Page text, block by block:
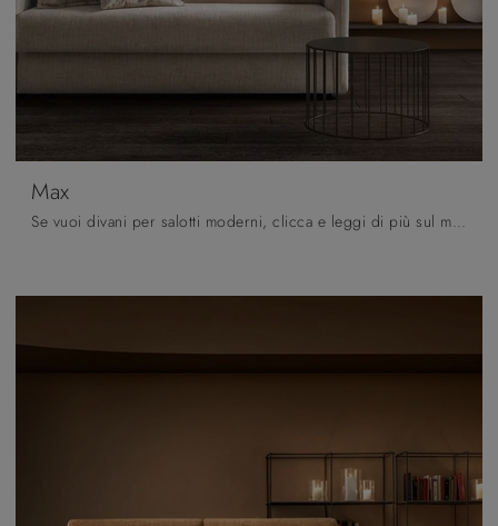
Max
Se vuoi divani per salotti moderni, clicca e leggi di più sul modello Max in tessuto dell'azienda Samoa.